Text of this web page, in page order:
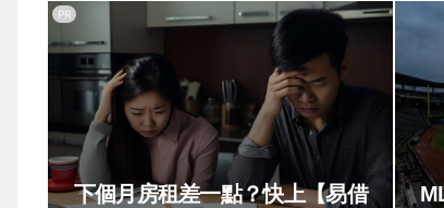
下個月房租差一點？快上【易借
PR